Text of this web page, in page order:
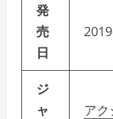
発
売
日
ジ
ャ
アク